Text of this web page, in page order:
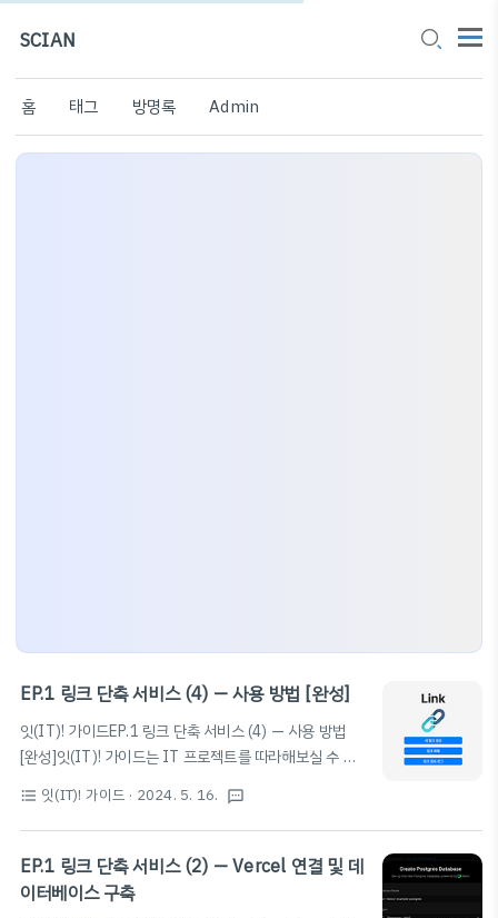
SCIAN
홈 태그 방명록 Admin
EP.1 링크 단축 서비스 (4) — 사용 방법 [완성]
잇(IT)! 가이드EP.1 링크 단축 서비스 (4) — 사용 방법
[완성]잇(IT)! 가이드는 IT 프로젝트를 따라해보실 수 있
도록 하는 가이드입니다. 여러 프로젝트를 단계별로 설명
드리며, 누구나 쉽게 따라할 수 있도록 설명해 드립니
다. 들어가기드디어 서버가 완성되었고, 우리는 링크 단축
서비스를 사용할 수 있게 되었다.여기까지 따라온 자기 자
신에게 박수를 치고 시작하자.이번 글은 이 시리즈의 마지
format_list_bulleted 잇(IT)! 가이드 · 2024. 5. 16. textsms
EP.1 링크 단축 서비스 (2) — Vercel 연결 및 데
이터베이스 구축